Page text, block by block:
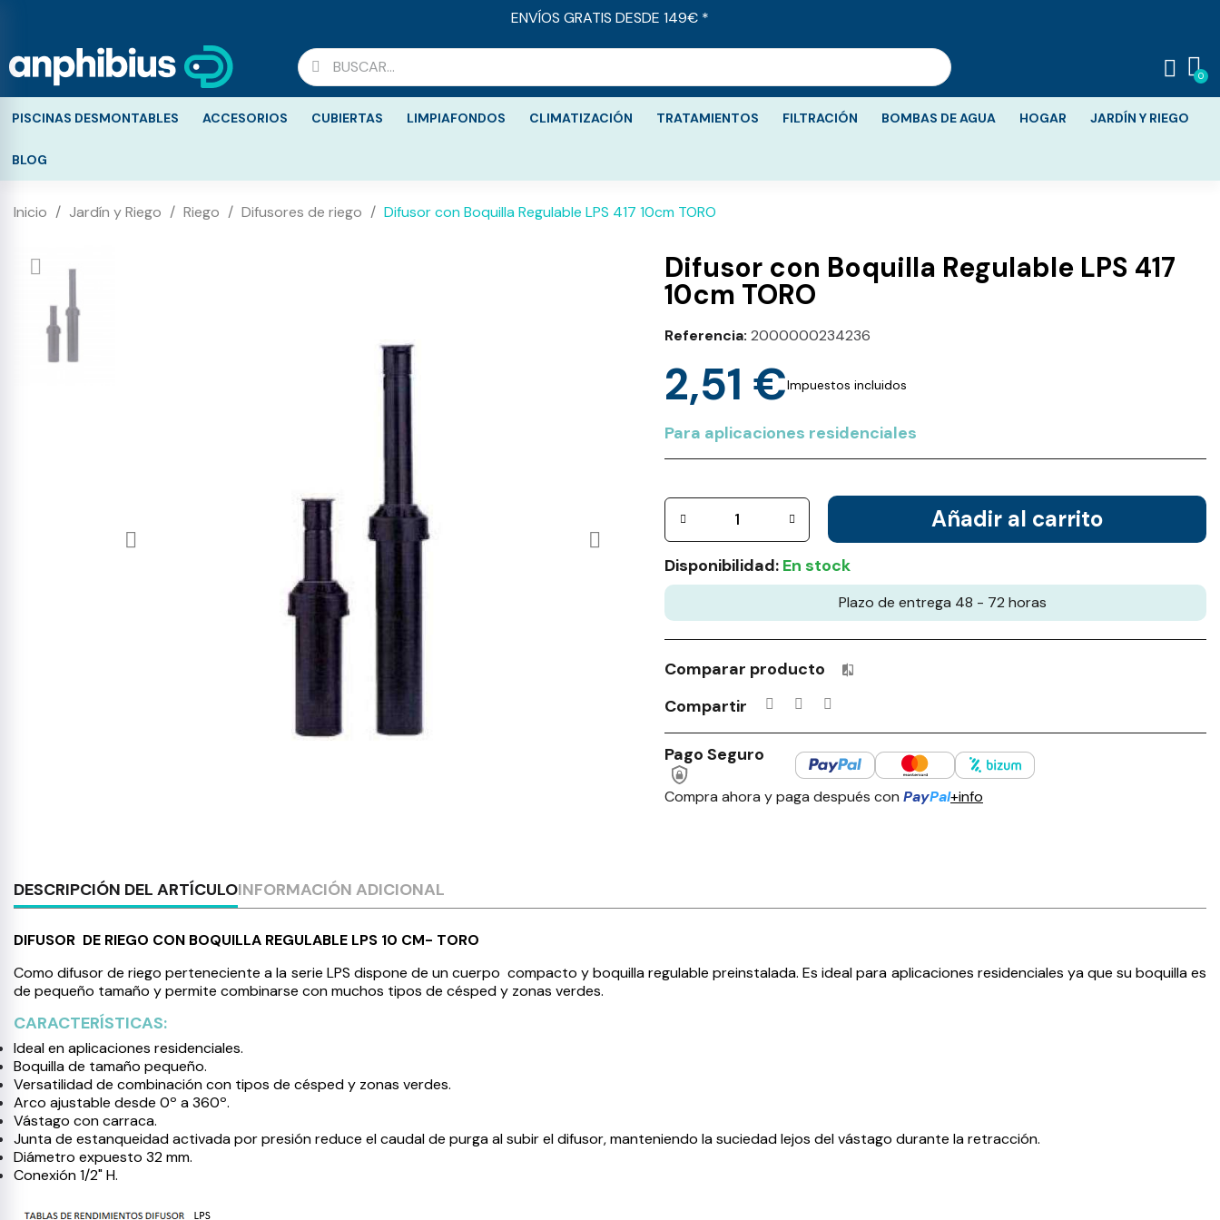
ENVÍOS GRATIS DESDE 149€ *
PISCINAS DESMONTABLES ACCESORIOS CUBIERTAS LIMPIAFONDOS CLIMATIZACIÓN TRATAMIENTOS FILTRACIÓN BOMBAS DE AGUA HOGAR JARDÍN Y RIEGO
BLOG
Inicio Jardín y Riego Riego Difusores de riego Difusor con Boquilla Regulable LPS 417 10cm TORO
Difusor con Boquilla Regulable LPS 417
10cm TORO
Referencia 2000000234236
2,51 €Impuestos incluidos
Para aplicaciones residenciales
Añadir al carrito
Disponibilidad: En stock
Plazo de entrega 48 - 72 horas
Comparar producto Productos incluidos en tu lista de comparación: 0 / 4
Compartir
Pago Seguro
Compra ahora y paga después con PayPal+info
DESCRIPCIÓN DEL ARTÍCULOINFORMACIÓN ADICIONAL
DIFUSOR DE RIEGO CON BOQUILLA REGULABLE LPS 10 CM- TORO
Como difusor de riego perteneciente a la serie LPS dispone de un cuerpo compacto y boquilla regulable preinstalada. Es ideal para aplicaciones residenciales ya que su boquilla es
de pequeño tamaño y permite combinarse con muchos tipos de césped y zonas verdes.
CARACTERÍSTICAS:
Ideal en aplicaciones residenciales.
Boquilla de tamaño pequeño.
Versatilidad de combinación con tipos de césped y zonas verdes.
Arco ajustable desde 0º a 360º.
Vástago con carraca.
Junta de estanqueidad activada por presión reduce el caudal de purga al subir el difusor, manteniendo la suciedad lejos del vástago durante la retracción.
Diámetro expuesto 32 mm.
Conexión 1/2" H.